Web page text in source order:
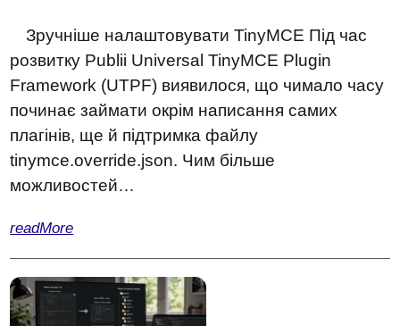
Зручніше налаштовувати TinyMCE Під час
розвитку Publii Universal TinyMCE Plugin
Framework (UTPF) виявилося, що чимало часу
починає займати окрім написання самих
плагінів, ще й підтримка файлу
tinymce.override.json. Чим більше
можливостей…
readMore